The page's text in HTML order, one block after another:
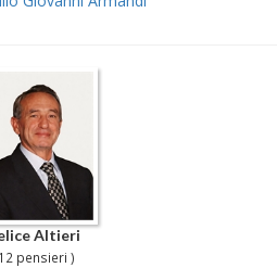
Altieri
pensieri )